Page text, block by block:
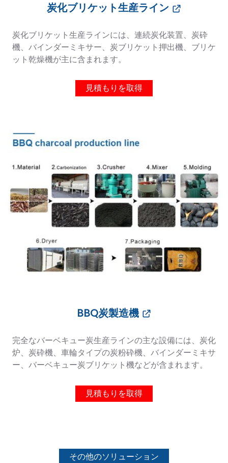
炭化ブリケット生産ライン
炭化ブリケット生産ラインには、連続炭化装置、炭砕
機、バインダーミキサー、炭ブリケット押出機、ブリケ
ット乾燥機が主に含まれます。
見積もりを取得
BBQ炭製造機
完全なバーベキュー炭生産ラインの主な設備には、炭化
炉、炭砕機、車輪タイプの炭粉砕機、バインダーミキサ
ー、バーベキュー炭ブリケット機などが含まれます。
見積もりを取得
その他のソリューション